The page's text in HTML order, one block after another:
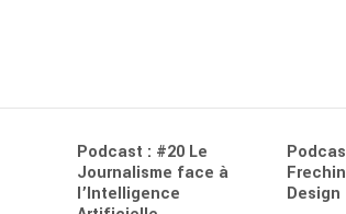
Podcast : #20 Le
Journalisme face à
l’Intelligence
Design